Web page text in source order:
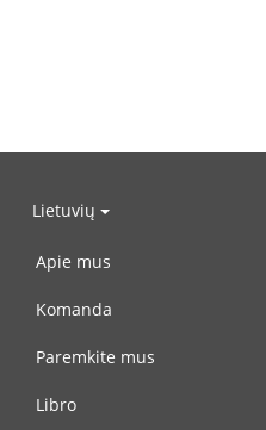
Lietuvių
Apie mus
Komanda
Paremkite mus
Libro